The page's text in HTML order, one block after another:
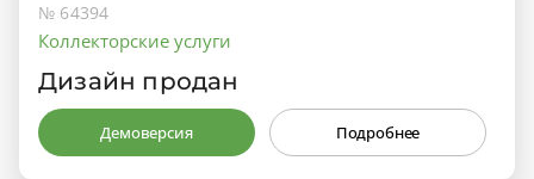
№ 64394
Коллекторские услуги
Дизайн продан
Демоверсия Подробнее